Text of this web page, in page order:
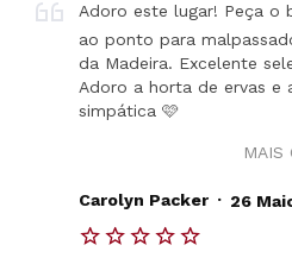
Adoro este lugar! Peça o
ao ponto para
da Madeira. Excelente
Adoro a horta de ervas e
simpática 🩷
MAIS
Carolyn Packer . 26